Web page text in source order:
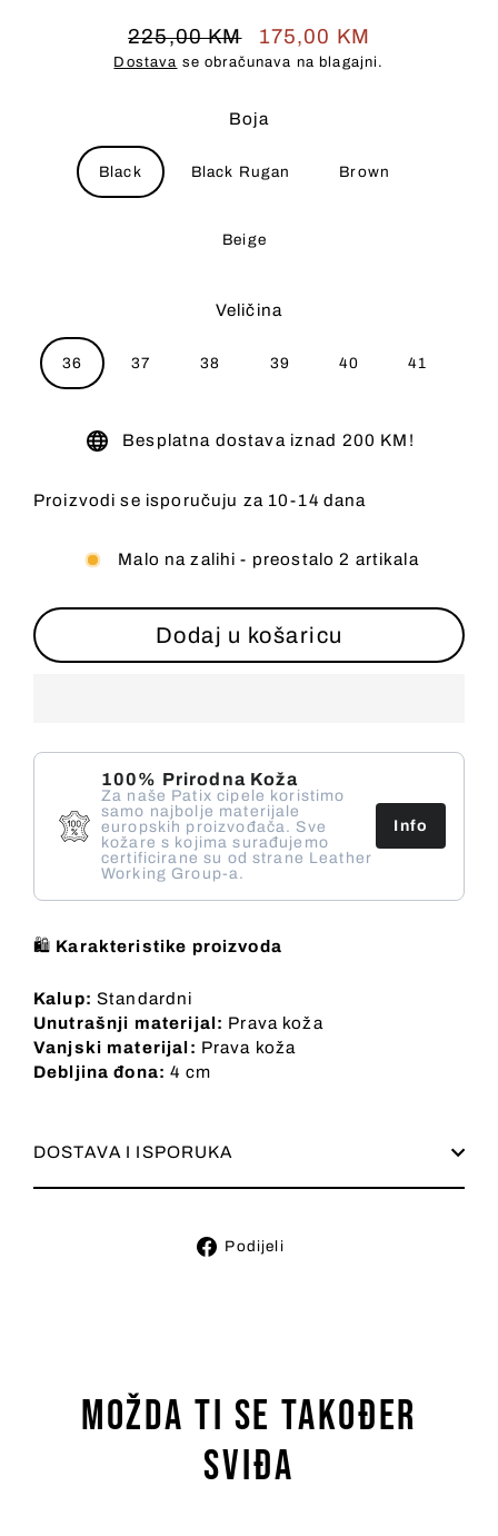
Redovna
cijena
225,00 KM Cijena
na
175,00 KM
Dostava se obračunava na blagajni.
Boja
Black Black Rugan Brown
Beige
Veličina
36 37 38 39 40 41
Besplatna dostava iznad 200 KM!
Proizvodi se isporučuju za 10-14 dana
Malo na zalihi - preostalo 2 artikala
Dodaj u košaricu
100% Prirodna Koža
Za naše Patix cipele koristimo
samo najbolje materijale
europskih proizvođača. Sve
kožare s kojima surađujemo
certificirane su od strane Leather
Working Group-a.
Info
🛍️ Karakteristike proizvoda
Kalup: Standardni
Unutrašnji materijal: Prava koža
Vanjski materijal: Prava koža
Debljina đona: 4 cm
DOSTAVA I ISPORUKA
Podijeli
Možda ti se također
sviđa